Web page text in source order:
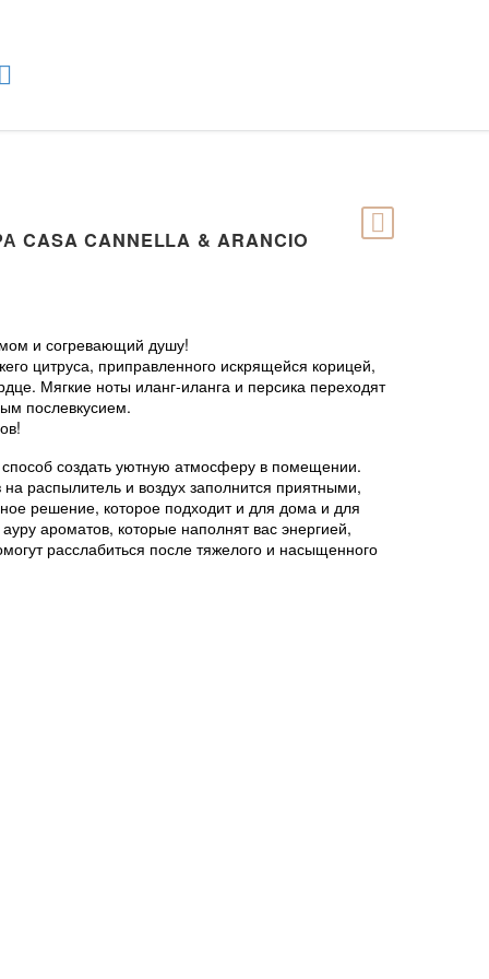
CANNELLA & ARANCIO
и согревающий душу!
цитруса, приправленного искрящейся корицей,
Мягкие ноты иланг-иланга и персика переходят
послевкусием.
создать уютную атмосферу в помещении.
распылитель и воздух заполнится приятными,
решение, которое подходит и для дома и для
ароматов, которые наполнят вас энергией,
расслабиться после тяжелого и насыщенного